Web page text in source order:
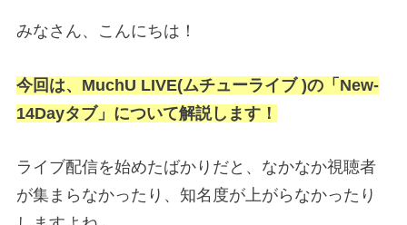
みなさん、こんにちは！
今回は、MuchU LIVE(ムチューライブ )の「New-
14Dayタブ」について解説します！
ライブ配信を始めたばかりだと、なかなか視聴者
が集まらなかったり、知名度が上がらなかったり